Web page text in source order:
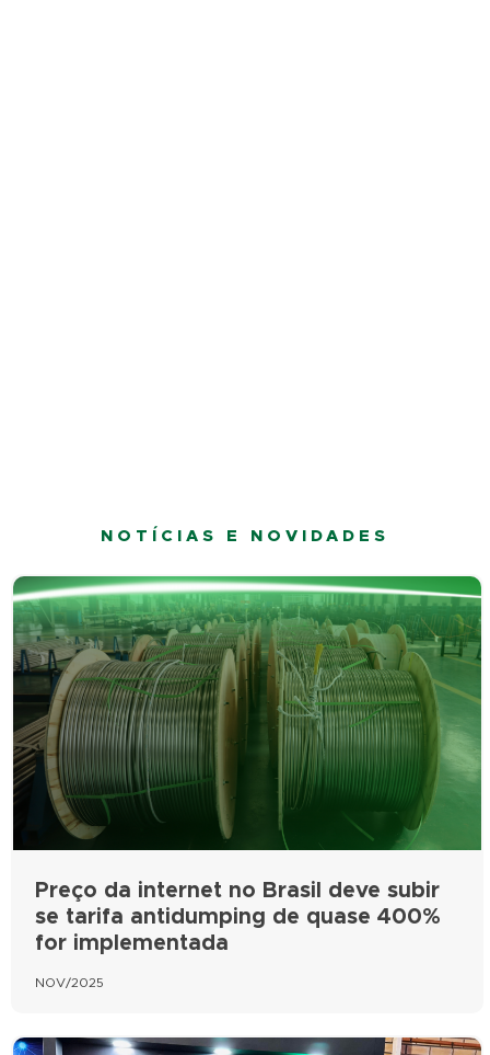
NOTÍCIAS E NOVIDADES
Preço da internet no Brasil deve subir
se tarifa antidumping de quase 400%
for implementada
NOV/2025